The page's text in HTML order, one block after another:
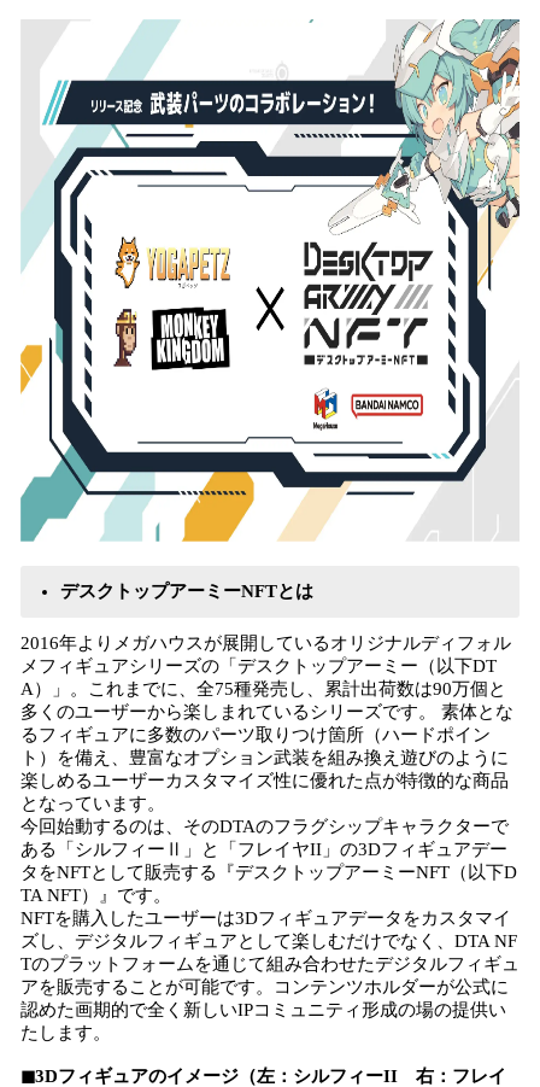
デスクトップアーミーNFTとは
2016年よりメガハウスが展開しているオリジナルディフォル
メフィギュアシリーズの「デスクトップアーミー（以下DT
A）」。これまでに、全75種発売し、累計出荷数は90万個と
多くのユーザーから楽しまれているシリーズです。 素体とな
るフィギュアに多数のパーツ取りつけ箇所（ハードポイン
ト）を備え、豊富なオプション武装を組み換え遊びのように
楽しめるユーザーカスタマイズ性に優れた点が特徴的な商品
となっています。
今回始動するのは、そのDTAのフラグシップキャラクターで
ある「シルフィーⅡ」と「フレイヤII」の3Dフィギュアデー
タをNFTとして販売する『デスクトップアーミーNFT（以下D
TA NFT）』です。
NFTを購入したユーザーは3Dフィギュアデータをカスタマイ
ズし、デジタルフィギュアとして楽しむだけでなく、DTA NF
Tのプラットフォームを通じて組み合わせたデジタルフィギュ
アを販売することが可能です。コンテンツホルダーが公式に
認めた画期的で全く新しいIPコミュニティ形成の場の提供い
たします。
◼︎3Dフィギュアのイメージ（左：シルフィーII 右：フレイ